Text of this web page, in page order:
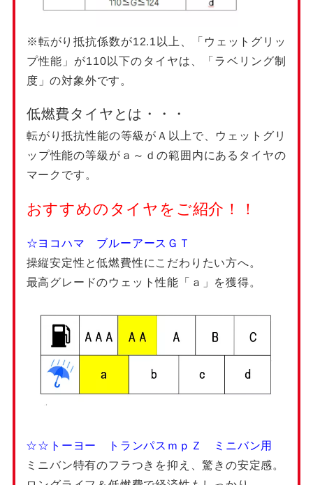
※転がり抵抗係数が12.1以上、「ウェットグリッ
プ性能」が110以下のタイヤは、「ラベリング制
度」の対象外です。
低燃費タイヤとは・・・
転がり抵抗性能の等級がＡ以上で、ウェットグリ
ップ性能の等級がａ～ｄの範囲内にあるタイヤの
マークです。
おすすめのタイヤをご紹介！！
☆ヨコハマ ブルーアースＧＴ
操縦安定性と低燃費性にこだわりたい方へ。
最高グレードのウェット性能「ａ」を獲得。
☆☆トーヨー トランパスｍｐＺ ミニバン用
ミニバン特有のフラつきを抑え、驚きの安定感。